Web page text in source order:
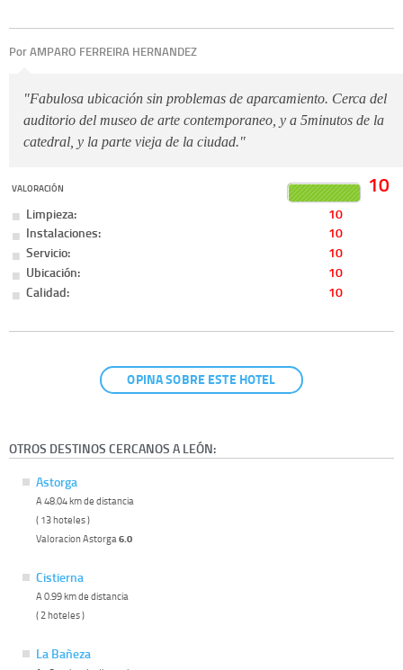
Por AMPARO FERREIRA HERNANDEZ
"Fabulosa ubicación sin problemas de aparcamiento. Cerca del
auditorio del museo de arte contemporaneo, y a 5minutos de la
catedral, y la parte vieja de la ciudad."
VALORACIÓN 10
Limpieza:
10
Instalaciones:
10
Servicio:
10
Ubicación:
10
Calidad:
10
OPINA SOBRE ESTE HOTEL
OTROS DESTINOS CERCANOS A LEÓN:
Astorga
A 48.04 km de distancia
( 13 hoteles )
Valoracion Astorga 6.0
Cistierna
A 0.99 km de distancia
( 2 hoteles )
La Bañeza